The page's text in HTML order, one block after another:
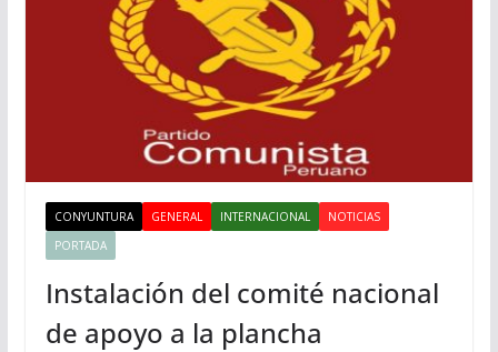
CONYUNTURA GENERAL INTERNACIONAL
NOTICIAS
PORTADA
Instalación del comité nacional
de apoyo a la plancha